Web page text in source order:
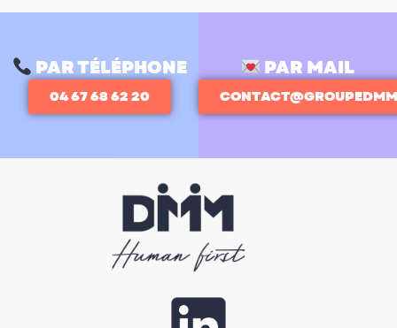
PAR TÉLÉPHONE
04 67 68 62 20
PAR MAIL